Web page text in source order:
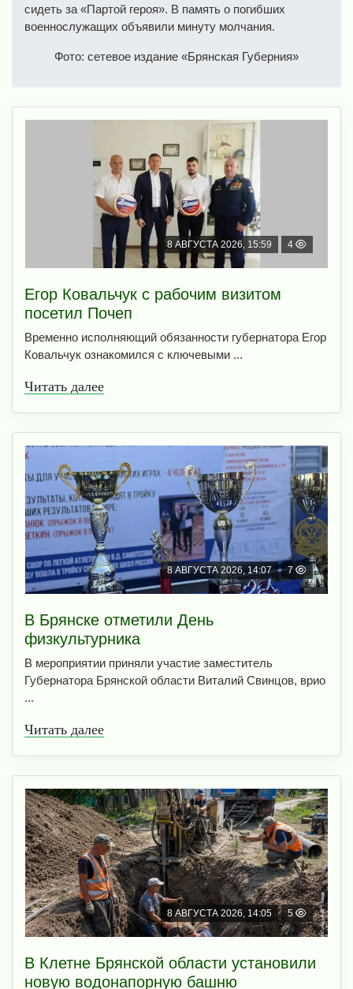
сидеть за «Партой героя». В память о погибших
военнослужащих объявили минуту молчания.
Фото: сетевое издание «Брянская Губерния»
8 АВГУСТА 2026, 15:59 4
Егор Ковальчук с рабочим визитом
посетил Почеп
Временно исполняющий обязанности губернатора Егор
Ковальчук ознакомился с ключевыми ...
Читать далее
8 АВГУСТА 2026, 14:07 7
В Брянске отметили День
физкультурника
В мероприятии приняли участие заместитель
Губернатора Брянской области Виталий Свинцов, врио
...
Читать далее
8 АВГУСТА 2026, 14:05 5
В Клетне Брянской области установили
новую водонапорную башню